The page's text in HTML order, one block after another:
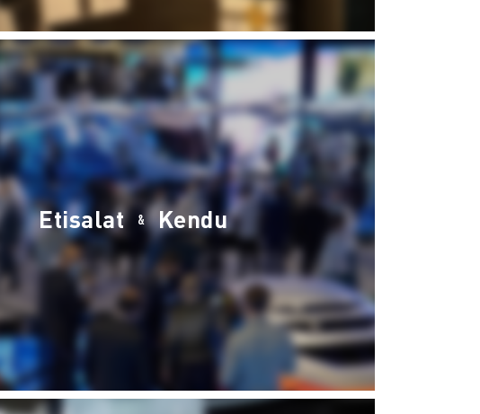
Etisalat & Kendu